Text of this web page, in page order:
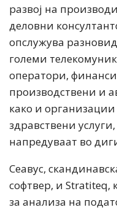
развој на
деловни
опслужува
големи
оператори,
производствени и
како и
здравствени
напредуваат во
Сеавус,
софтвер, и Stratiteq,
за анализа на